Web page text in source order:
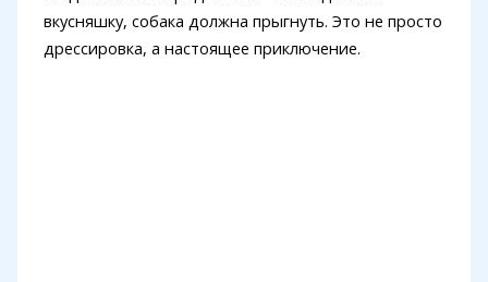
вкусняшку, собака должна прыгнуть. Это не просто
дрессировка, а настоящее приключение.